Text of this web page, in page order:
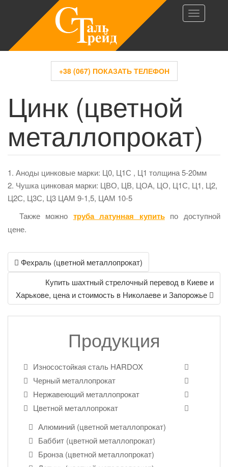
T
g
i
t
+38 (067) ПОКАЗАТЬ ТЕЛЕФОН
Цинк (цветной
металлопрокат)
1. Аноды цинковые марки: Ц0, Ц1С , Ц1 толщина 5-20мм
2. Чушка цинковая марки: ЦВО, ЦВ, ЦОА, ЦО, Ц1С, Ц1, Ц2,
Ц2С, Ц3С, Ц3 ЦАМ 9-1,5, ЦАМ 10-5
Также можно труба латунная купитьпо доступной
цене.
Post
navigation
Фехраль (цветной металлопрокат)
Купить шахтный стрелочный перевод в Киеве и
Харькове, цена и стоимость в Николаеве и Запорожье
Продукция
Износостойкая сталь HARDOX
Черный металлопрокат
Нержавеющий металлопрокат
Цветной металлопрокат
Алюминий (цветной металлопрокат)
Баббит (цветной металлопрокат)
Бронза (цветной металлопрокат)